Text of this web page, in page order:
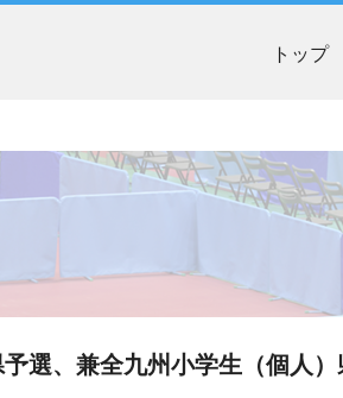
トップ
選、兼全九州小学生（個人